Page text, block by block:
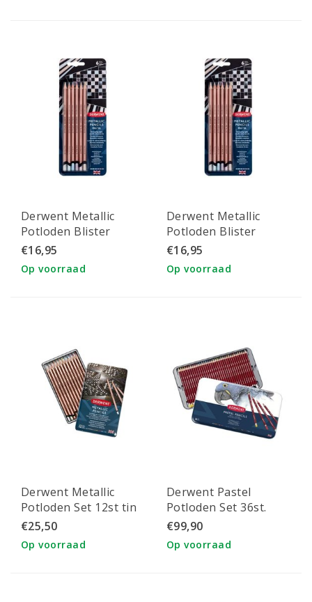
Derwent Metallic
Potloden Blister
Pastel Set 6st
€16,95
Op voorraad
Derwent Metallic
Potloden Blister
Traditional Set 6st
€16,95
Op voorraad
Derwent Metallic
Potloden Set 12st tin
€25,50
Op voorraad
Derwent Pastel
Potloden Set 36st.
€99,90
Op voorraad